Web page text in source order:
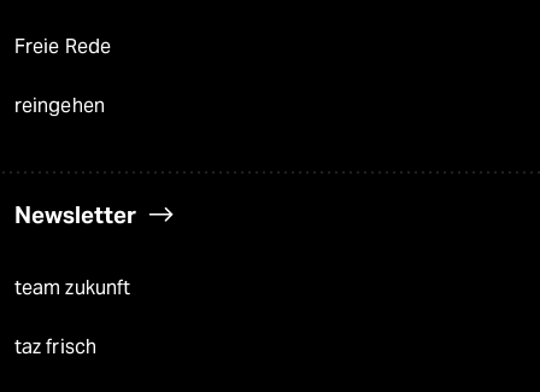
Freie Rede
reingehen
Newsletter
team zukunft
taz frisch